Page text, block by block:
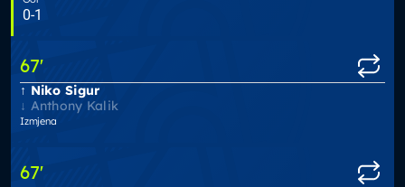
0-1
67'
Niko Sigur
Anthony Kalik
Izmjena
67'